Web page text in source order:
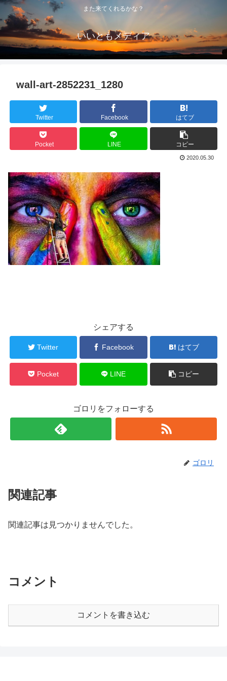
また来てくれるかな？
いいともメディア
wall-art-2852231_1280
Twitter Facebook はてブ
Pocket LINE コピー
2020.05.30
シェアする
Twitter Facebook はてブ
Pocket LINE コピー
ゴロリをフォローする
ゴロリ
関連記事
関連記事は見つかりませんでした。
コメント
コメントを書き込む